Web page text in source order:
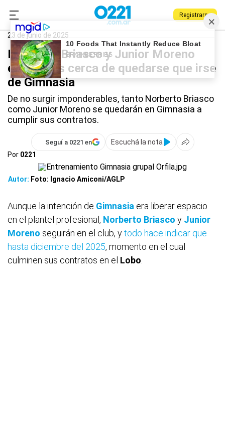
Registrarse
0221.com.ar Deportes
23 de junio de 2025
Norberto Briasco y Junior Moreno
están más cerca de quedarse que irse
de Gimnasia
De no surgir imponderables, tanto Norberto Briasco
como Junior Moreno se quedarán en Gimnasia a
cumplir sus contratos.
Seguí a 0221 en
Escuchá la nota
Por 0221
Autor: Foto: Ignacio Amiconi/AGLP
Aunque la intención de Gimnasia era liberar espacio
en el plantel profesional, Norberto Briasco y Junior
Moreno seguirán en el club, ytodo hace indicar que
hasta diciembre del 2025, momento en el cual
culminen sus contratos en el Lobo